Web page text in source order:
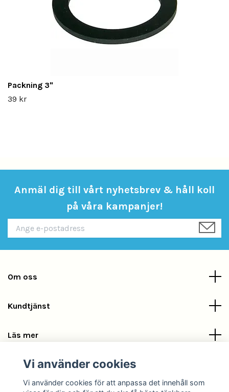
Packning 3"
39 kr
Anmäl dig till vårt nyhetsbrev & håll koll
på våra kampanjer!
Om oss
Kundtjänst
Läs mer
Sociala medier
Vi använder cookies
Vi använder cookies för att anpassa det innehåll som